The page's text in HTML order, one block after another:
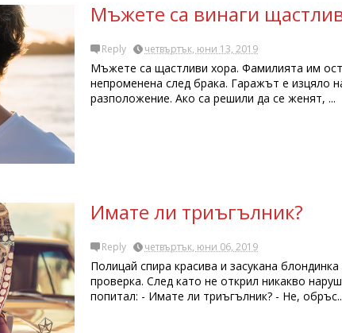
Мъжете са винаги
Reply четвъртък, юни 13, 2019
Мъжете са щастливи хора. Фамилията им
непроменена след брака. Гаражът е изцяло
разположение. Ако са решили да се женят, ...
Имате ли триъгълник?
Reply четвъртък, юни 06, 2019
Полицай спира красива и засукана блондинка
проверка. След като не открил никакво
попитал: - Имате ли триъгълник? - Не,